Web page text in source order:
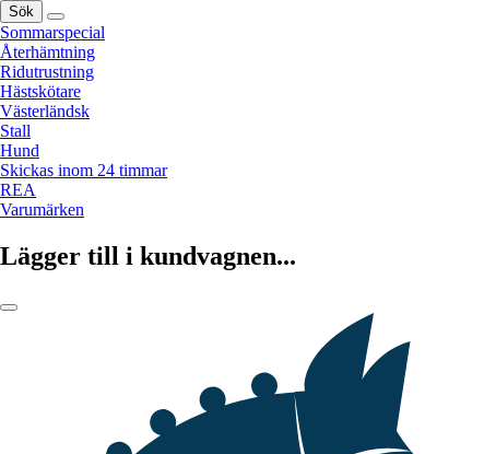
Sök
Sommarspecial
Återhämtning
Ridutrustning
Hästskötare
Västerländsk
Stall
Hund
Skickas inom 24 timmar
REA
Varumärken
Lägger till i kundvagnen...